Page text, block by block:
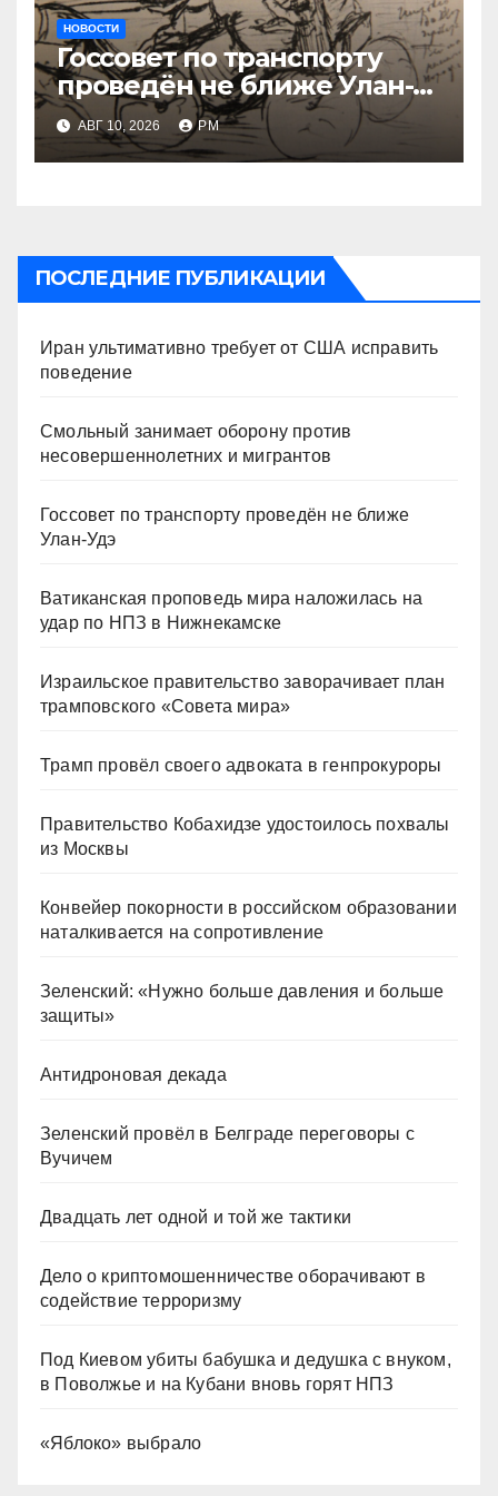
НОВОСТИ
Госсовет по транспорту
проведён не ближе Улан-
УдэАВГ 10, 2026 РМ
ПОСЛЕДНИЕ ПУБЛИКАЦИИ
Иран ультимативно требует от США исправить
поведение
Смольный занимает оборону против
несовершеннолетних и мигрантов
Госсовет по транспорту проведён не ближе
Улан-Удэ
Ватиканская проповедь мира наложилась на
удар по НПЗ в Нижнекамске
Израильское правительство заворачивает план
трамповского «Совета мира»
Трамп провёл своего адвоката в генпрокуроры
Правительство Кобахидзе удостоилось похвалы
из Москвы
Конвейер покорности в российском образовании
наталкивается на сопротивление
Зеленский: «Нужно больше давления и больше
защиты»
Антидроновая декада
Зеленский провёл в Белграде переговоры с
Вучичем
Двадцать лет одной и той же тактики
Дело о криптомошенничестве оборачивают в
содействие терроризму
Под Киевом убиты бабушка и дедушка с внуком,
в Поволжье и на Кубани вновь горят НПЗ
«Яблоко» выбрало